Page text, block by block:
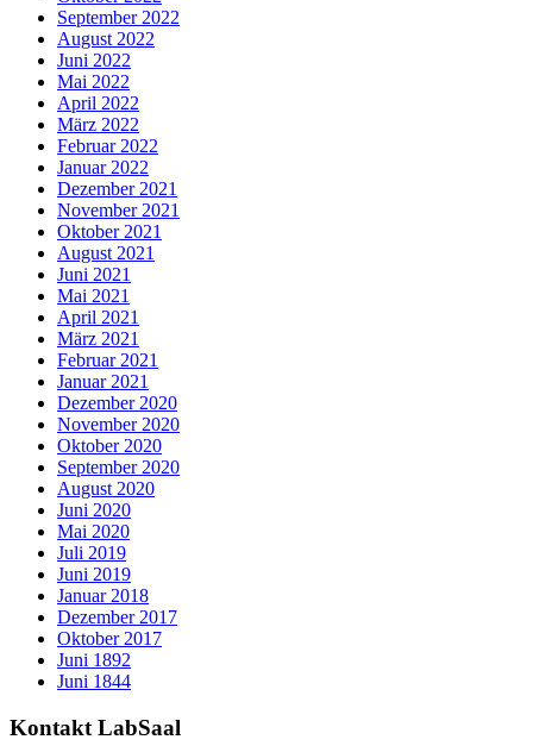
September 2022
August 2022
Juni 2022
Mai 2022
April 2022
März 2022
Februar 2022
Januar 2022
Dezember 2021
November 2021
Oktober 2021
August 2021
Juni 2021
Mai 2021
April 2021
März 2021
Februar 2021
Januar 2021
Dezember 2020
November 2020
Oktober 2020
September 2020
August 2020
Juni 2020
Mai 2020
Juli 2019
Juni 2019
Januar 2018
Dezember 2017
Oktober 2017
Juni 1892
Juni 1844
Kontakt LabSaal